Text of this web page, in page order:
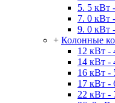
5. 5 кВт
7. 0 кВт
9. 0 кВт
+ Колонные
12 кВт -
14 кВт -
16 кВт -
17 кВт -
22 кВт -